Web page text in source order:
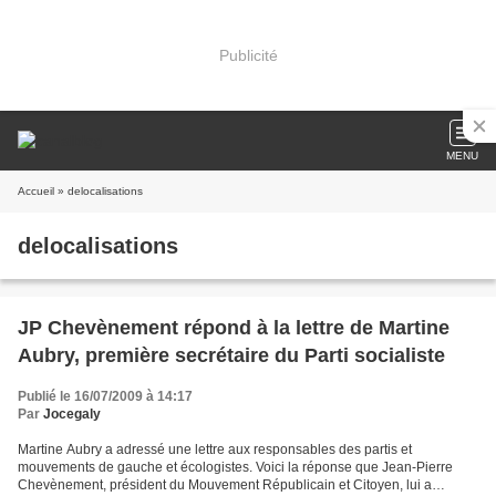
Publicité
MENU
Accueil » delocalisations
delocalisations
JP Chevènement répond à la lettre de Martine
Aubry, première secrétaire du Parti socialiste
Publié le 16/07/2009 à 14:17
Par Jocegaly
Martine Aubry a adressé une lettre aux responsables des partis et
mouvements de gauche et écologistes. Voici la réponse que Jean-Pierre
Chevènement, président du Mouvement Républicain et Citoyen, lui a